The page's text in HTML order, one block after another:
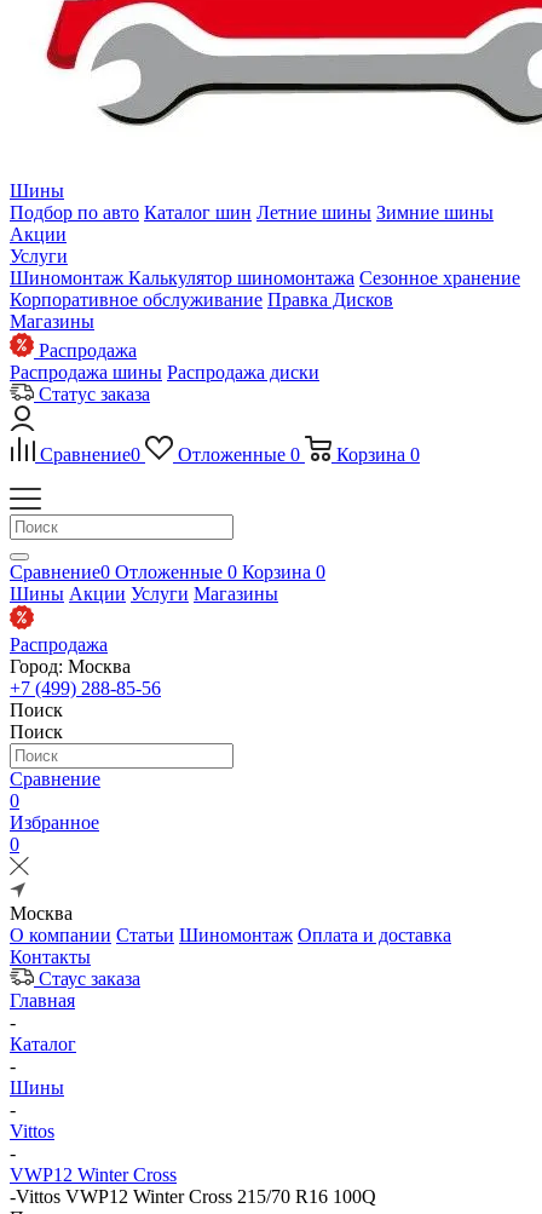
Шины
Подбор по авто Каталог шин Летние шины Зимние шины
Акции
Услуги
Шиномонтаж Калькулятор шиномонтажа Сезонное хранение
Корпоративное обслуживание Правка Дисков
Магазины
Распродажа
Распродажа шины Распродажа диски
Статус заказа
Сравнение0 Отложенные 0 Корзина 0
Сравнение0 Отложенные 0 Корзина 0
Шины Акции Услуги Магазины
Распродажа
Город: Москва
+7 (499) 288-85-56
Поиск
Поиск
Сравнение
0
Избранное
0
Москва
О компании Статьи Шиномонтаж Оплата и доставка
Контакты
Стаус заказа
Главная
-
Каталог
-
Шины
-
Vittos
-
VWP12 Winter Cross
-Vittos VWP12 Winter Cross 215/70 R16 100Q